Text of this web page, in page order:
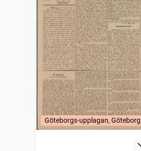
Göteborgs-upplagan, Göteborg